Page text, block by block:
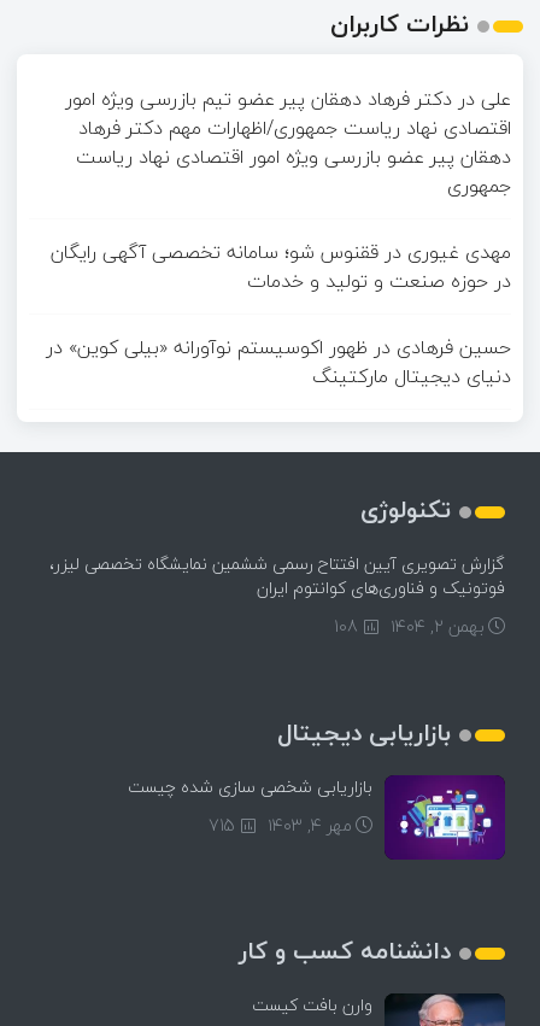
نظرات کاربران
علیدر دکتر فرهاد دهقان پیر عضو تيم بازرسی ويژه امور
اقتصادی نهاد رياست جمهوری/اظهارات مهم دکتر فرهاد
دهقان پیر عضو بازرسی ویژه امور اقتصادی نهاد ریاست
جمهوری
مهدی غیوری در ققنوس شو؛ سامانه تخصصی آگهی رایگان
در حوزه صنعت و تولید و خدمات
حسین فرهادی در ظهور اکوسیستم نوآورانه «بیلی کوین» در
دنیای دیجیتال مارکتینگ
تکنولوژی
گزارش تصویری آیین افتتاح رسمی ششمین نمایشگاه تخصصی لیزر،
فوتونیک و فناوری‌های کوانتوم ایران
بهمن ۲, ۱۴۰۴
108
بازاریابی دیجیتال
بازاریابی شخصی سازی شده چیست
مهر ۴, ۱۴۰۳
715
دانشنامه کسب و کار
وارن بافت کیست